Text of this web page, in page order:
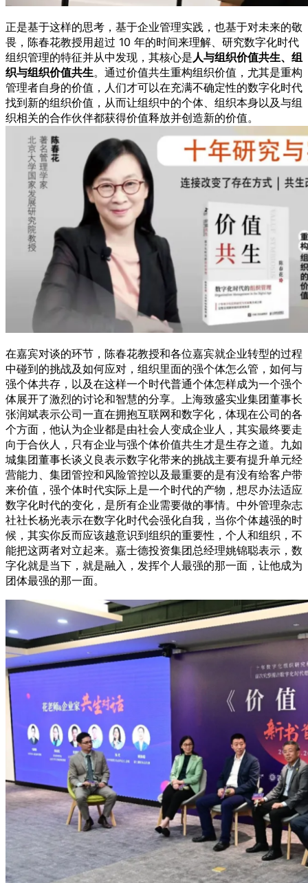
正是基于这样的思考，基于企业管理实践，也基于对未来的敬
畏，陈春花教授用超过 10 年的时间来理解、研究数字化时代
组织管理的特征并从中发现，其核心是 人与组织价值共生、组
织与组织价值共生。通过价值共生重构组织价值，尤其是重构
管理者自身的价值，人们才可以在充满不确定性的数字化时代
找到新的组织价值，从而让组织中的个体、组织本身以及与组
织相关的合作伙伴都获得价值释放并创造新的价值。
在嘉宾对谈的环节，陈春花教授和各位嘉宾就企业转型的过程
中碰到的挑战及如何应对，组织里面的强个体怎么管，如何与
强个体共存，以及在这样一个时代普通个体怎样成为一个强个
体展开了激烈的讨论和智慧的分享。上海致盛实业集团董事长
张润斌表示公司一直在拥抱互联网和数字化，体现在公司的各
个方面，他认为企业都是由社会人变成企业人，其实最终要走
向于合伙人，只有企业与强个体价值共生才是生存之道。九如
城集团董事长谈义良表示数字化带来的挑战主要有提升单元经
营能力、集团管控和风险管控以及最重要的是有没有给客户带
来价值，强个体时代实际上是一个时代的产物，想尽办法适应
数字化时代的变化，是所有企业需要做的事情。中外管理杂志
社社长杨光表示在数字化时代会强化自我，当你个体越强的时
候，其实你反而应该越意识到组织的重要性，个人和组织，不
能把这两者对立起来。嘉士德投资集团总经理姚锦聪表示，数
字化就是当下，就是融入，发挥个人最强的那一面，让他成为
团体最强的那一面。